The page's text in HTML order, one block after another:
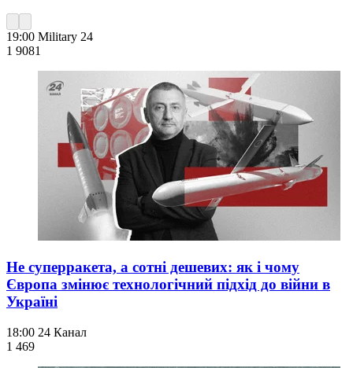
19:00 Military 24
1 9081
Не суперракета, а сотні дешевих: як і чому
Європа змінює технологічний підхід до війни в
Україні
18:00 24 Канал
1 469